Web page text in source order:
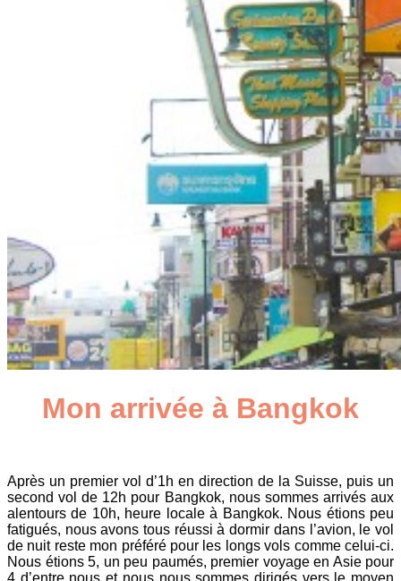
Mon arrivée à Bangkok
Après un premier vol d’1h en direction de la Suisse, puis un
second vol de 12h pour Bangkok, nous sommes arrivés aux
alentours de 10h, heure locale à Bangkok. Nous étions peu
fatigués, nous avons tous réussi à dormir dans l’avion, le vol
de nuit reste mon préféré pour les longs vols comme celui-ci.
Nous étions 5, un peu paumés, premier voyage en Asie pour